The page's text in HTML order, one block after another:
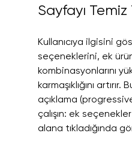
Sayfayı
Kullanıcıya ilgisini
seçeneklerini, ek
kombinasyonlarını
karmaşıklığını
açıklama
çalışın: ek
alana tıkladığında